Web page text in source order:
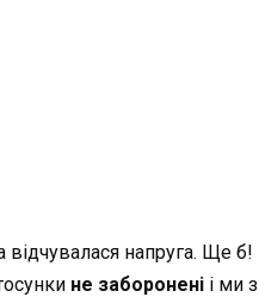
напруга. Ще
не заборонені і ми